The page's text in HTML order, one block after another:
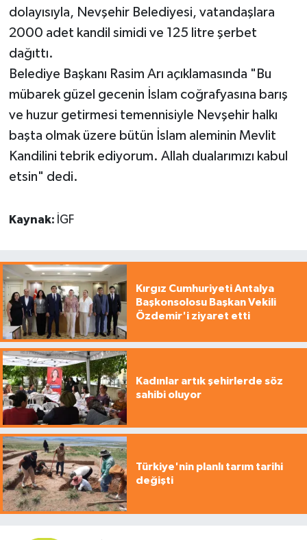
dolayısıyla, Nevşehir Belediyesi, vatandaşlara
2000 adet kandil simidi ve 125 litre şerbet
dağıttı.
Belediye Başkanı Rasim Arı açıklamasında "Bu
mübarek güzel gecenin İslam coğrafyasına barış
ve huzur getirmesi temennisiyle Nevşehir halkı
başta olmak üzere bütün İslam aleminin Mevlit
Kandilini tebrik ediyorum. Allah dualarımızı kabul
etsin" dedi.
Kaynak: İGF
Kırgız Cumhuriyeti Antalya
Başkonsolosu Başkan Vekili
Özdemir'i ziyaret etti
Kadınlar artık şehirlerde söz
sahibi oluyor
Türkiye'nin planlı tarım tarihi
değişti